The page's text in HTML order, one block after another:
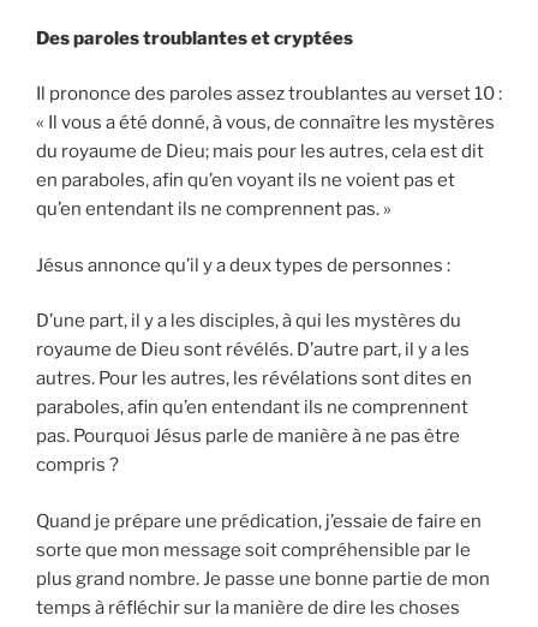
Des paroles troublantes et cryptées
Il prononce des paroles assez troublantes au verset 10 :
« Il vous a été donné, à vous, de connaître les mystères
du royaume de Dieu; mais pour les autres, cela est dit
en paraboles, afin qu’en voyant ils ne voient pas et
qu’en entendant ils ne comprennent pas. »
Jésus annonce qu’il y a deux types de personnes :
D’une part, il y a les disciples, à qui les mystères du
royaume de Dieu sont révélés. D’autre part, il y a les
autres. Pour les autres, les révélations sont dites en
paraboles, afin qu’en entendant ils ne comprennent
pas. Pourquoi Jésus parle de manière à ne pas être
compris ?
Quand je prépare une prédication, j’essaie de faire en
sorte que mon message soit compréhensible par le
plus grand nombre. Je passe une bonne partie de mon
temps à réfléchir sur la manière de dire les choses